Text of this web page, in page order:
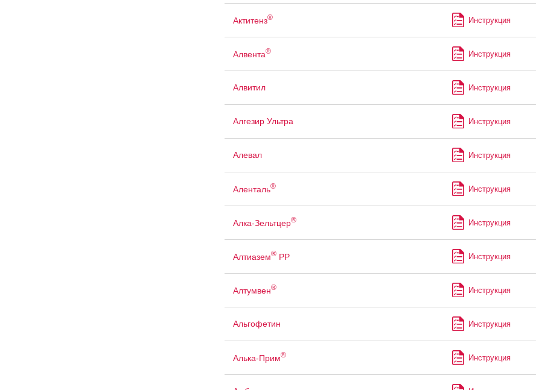
Актитенз® Инструкция
Алвента® Инструкция
Алвитил Инструкция
Алгезир Ультра Инструкция
Алевал Инструкция
Аленталь® Инструкция
Алка-Зельтцер® Инструкция
Алтиазем®РР Инструкция
Алтумвен® Инструкция
Альгофетин Инструкция
Алька-Прим® Инструкция